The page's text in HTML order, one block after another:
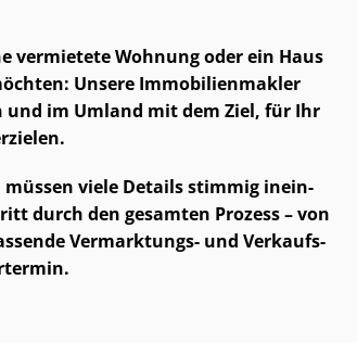
vermietete Wohnung oder ein Haus
Unsere Im­mo­bi­li­en­mak­ler
und im Umland mit dem Ziel, für Ihr
viele Details stimmig in­ein­
durch den gesamten Prozess – von
Vermarktungs- und Ver­kaufs­